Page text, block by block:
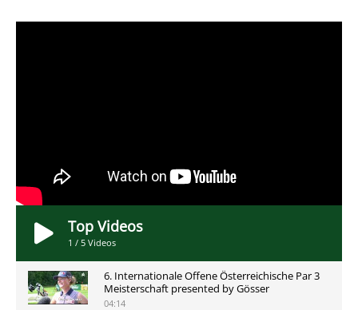
Top Videos
1 / 5 Videos
6. Internationale Offene Österreichische Par 3
Meisterschaft presented by Gösser
04:14